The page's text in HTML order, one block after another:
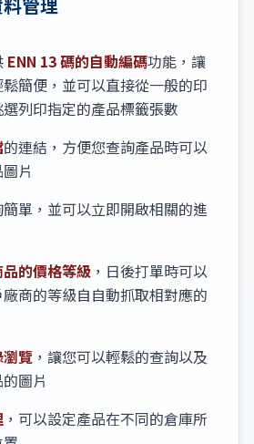
ENN 13 碼的自動編碼功能，讓
簡便，並可以直接從一般的印
列印指定的產品標籤張數
的連結，方便您查詢產品時可以
片
單，並可以立即開啟相關的進
的價格等級 ，日後打單時可以
商的等級自自動抓取相對應的
覽 ，讓您可以輕鬆的查詢以及
圖片
，可以設定產品在不同的倉庫所